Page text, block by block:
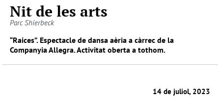
Nit de les arts
Parc Shierbeck
“Raices”. Espectacle de dansa aèria a càrrec de la
Companyia Allegra. Activitat oberta a tothom.
14 de juliol, 2023